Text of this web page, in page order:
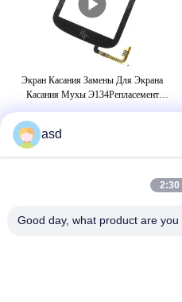
Экран Касания Замены Для Экрана
Касания Мухы Э134Репласемент
Э134Репласемен Собрания Мухы Э133
БИРКИ
замена экрана iphone 6s
asd
2:30
Good day, what product are